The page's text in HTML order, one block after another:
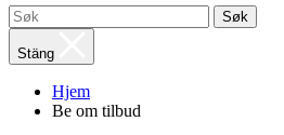
Søk
Stäng
Hjem
Be om tilbud